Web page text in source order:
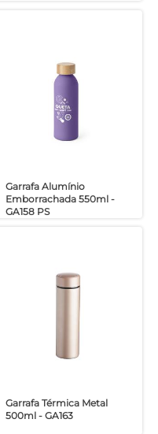
Garrafa Alumínio
Emborrachada 550ml -
GA158 PS
Garrafa Térmica Metal
500ml - GA163